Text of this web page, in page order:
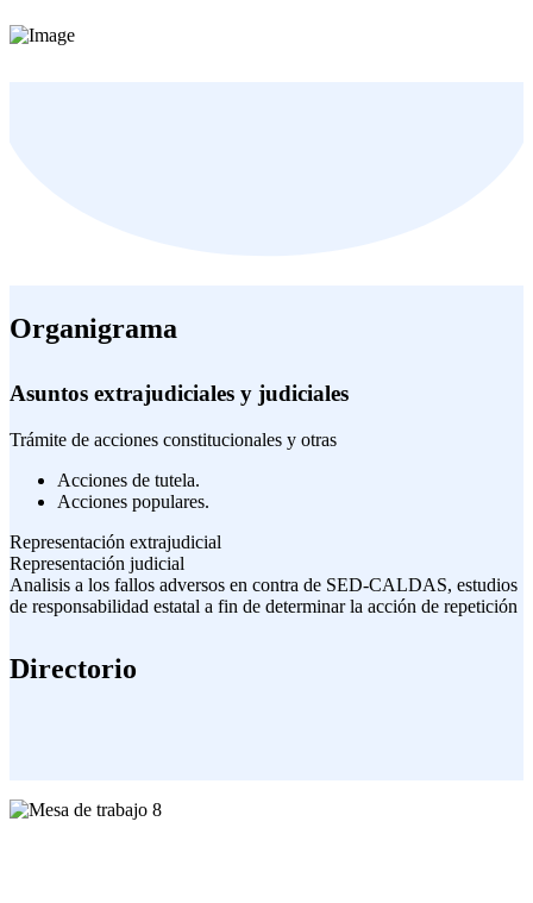
Organigrama
Asuntos extrajudiciales y judiciales
Trámite de acciones constitucionales y otras
Acciones de tutela.
Acciones populares.
Representación extrajudicial
Representación judicial
Analisis a los fallos adversos en contra de SED-CALDAS, estudios
de responsabilidad estatal a fin de determinar la acción de repetición
Directorio